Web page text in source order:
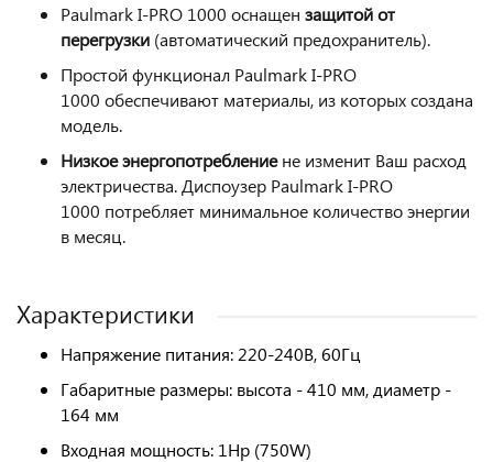
Paulmark I-PRO 1000 оснащен защитой от
перегрузки (автоматический предохранитель).
Простой функционал Paulmark I-PRO
1000 обеспечивают материалы, из которых создана
модель.
Низкое энергопотреблениене изменит Ваш расход
электричества. Диспоузер Paulmark I-PRO
1000 потребляет минимальное количество энергии
в месяц.
Характеристики
Напряжение питания: 220-240В, 60Гц
Габаритные размеры: высота - 410 мм, диаметр -
164 мм
Входная мощность: 1Hp (750W)